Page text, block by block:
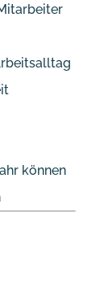
können